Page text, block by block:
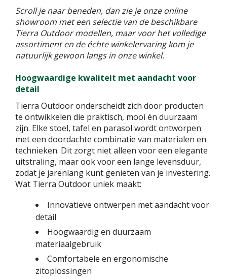
Scroll je naar beneden, dan zie je onze online
showroom met een selectie van de beschikbare
Tierra Outdoor modellen, maar voor het volledige
assortiment en de échte winkelervaring kom je
natuurlijk gewoon langs in onze winkel.
Hoogwaardige kwaliteit met aandacht voor
detail
Tierra Outdoor onderscheidt zich door producten
te ontwikkelen die praktisch, mooi én duurzaam
zijn. Elke stoel, tafel en parasol wordt ontworpen
met een doordachte combinatie van materialen en
technieken. Dit zorgt niet alleen voor een elegante
uitstraling, maar ook voor een lange levensduur,
zodat je jarenlang kunt genieten van je investering.
Wat Tierra Outdoor uniek maakt:
Innovatieve ontwerpen met aandacht voor
detail
Hoogwaardig en duurzaam
materiaalgebruik
Comfortabele en ergonomische
zitoplossingen